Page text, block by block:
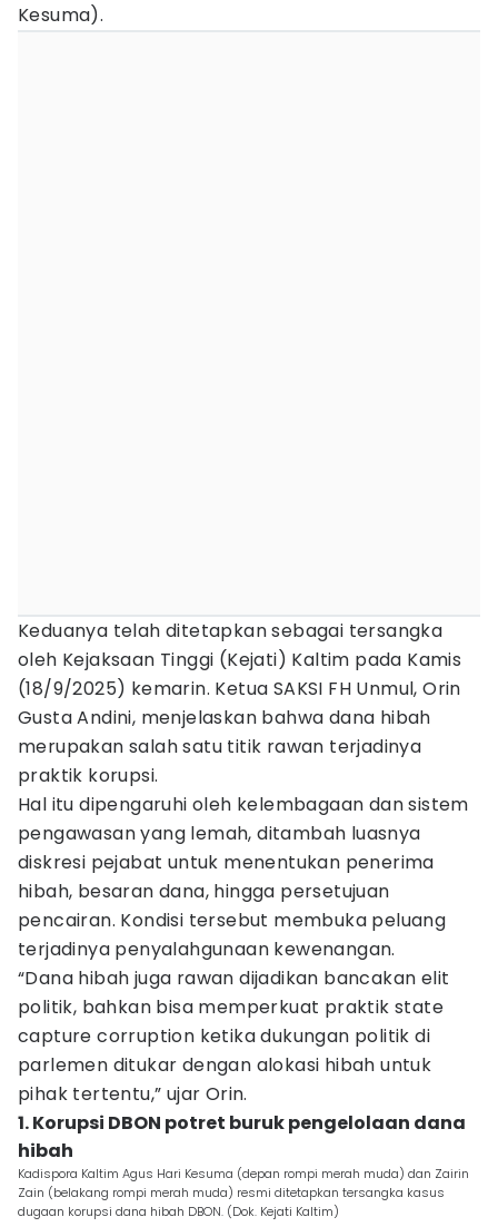
Kesuma).
Keduanya telah ditetapkan sebagai tersangka
oleh Kejaksaan Tinggi (Kejati) Kaltim pada Kamis
(18/9/2025) kemarin. Ketua SAKSI FH Unmul, Orin
Gusta Andini, menjelaskan bahwa dana hibah
merupakan salah satu titik rawan terjadinya
praktik korupsi.
Hal itu dipengaruhi oleh kelembagaan dan sistem
pengawasan yang lemah, ditambah luasnya
diskresi pejabat untuk menentukan penerima
hibah, besaran dana, hingga persetujuan
pencairan. Kondisi tersebut membuka peluang
terjadinya penyalahgunaan kewenangan.
“Dana hibah juga rawan dijadikan bancakan elit
politik, bahkan bisa memperkuat praktik state
capture corruption ketika dukungan politik di
parlemen ditukar dengan alokasi hibah untuk
pihak tertentu,” ujar Orin.
1. Korupsi DBON potret buruk pengelolaan dana
hibah
Kadispora Kaltim Agus Hari Kesuma (depan rompi merah muda) dan Zairin
Zain (belakang rompi merah muda) resmi ditetapkan tersangka kasus
dugaan korupsi dana hibah DBON. (Dok. Kejati Kaltim)